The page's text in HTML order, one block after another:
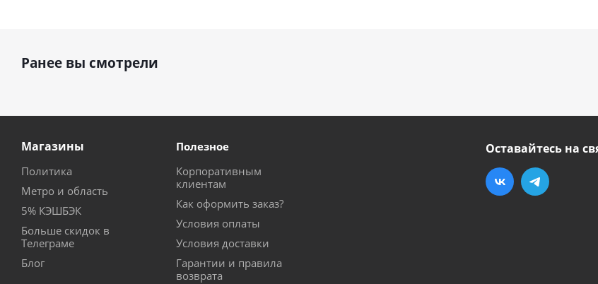
Ранее вы смотрели
Магазины
Политика
Метро и область
5% КЭШБЭК
Больше скидок в
Телеграме
Блог
Полезное
Корпоративным
клиентам
Как оформить заказ?
Условия оплаты
Условия доставки
Гарантии и правила
возврата
Оставайтесь на